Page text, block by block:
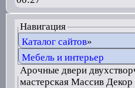
Навигация
Каталог сайтов»
Мебель и интерьер
Арочные двери
мастерская Массив Декор